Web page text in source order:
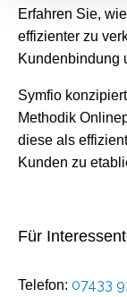
Erfahren Sie,
effizienter zu
Kundenbindung
Symfio
Methodik
diese als
Kunden zu
Für
Telefon: 07433